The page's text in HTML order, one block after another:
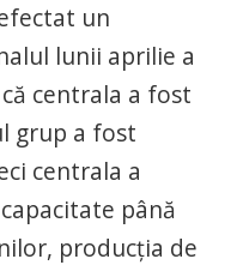
un
lunii aprilie a
centrala a fost
grup a fost
centrala a
până
producţia de